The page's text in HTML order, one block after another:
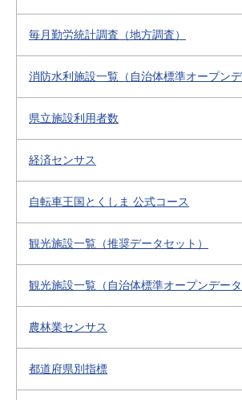
毎月勤労統計調査（地方調査）
消防水利施設一覧（自治体標準オープンデ
県立施設利用者数
経済センサス
自転車王国とくしま 公式コース
観光施設一覧（推奨データセット）
観光施設一覧（自治体標準オープンデータ
農林業センサス
都道府県別指標